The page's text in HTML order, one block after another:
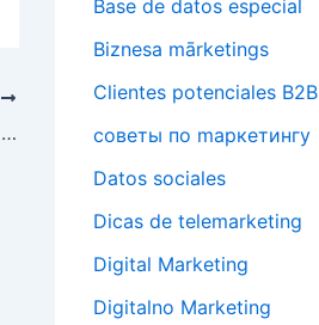
Грег Кларк Президент и генеральный директор
Base de datos especial
Biznesa mārketings
Clientes potenciales B2B
cоветы по mаркетингу
Datos sociales
Dicas de telemarketing
Digital Marketing
Digitalno Marketing